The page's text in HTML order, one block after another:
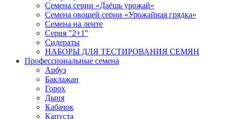
Семена серии «Даёшь урожай»
Семена овощей серии «Урожайная грядка»
Семена на ленте
Серия "2+1"
Сидераты
НАБОРЫ ДЛЯ ТЕСТИРОВАНИЯ СЕМЯН
Профессиональные семена
Арбуз
Баклажан
Горох
Дыня
Кабачок
Капуста